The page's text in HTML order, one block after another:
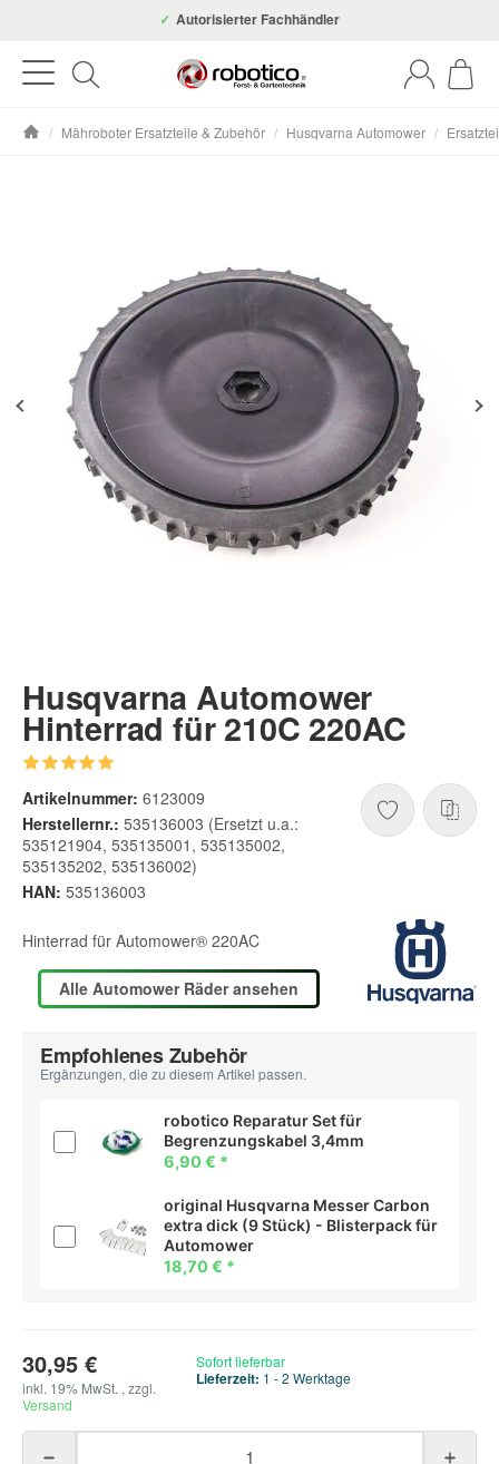
Autorisierter Fachhändler
/ Mähroboter Ersatzteile & Zubehör / Husqvarna Automower /
Husqvarna Automower
Hinterrad für 210C 220AC
Artikelnummer: 6123009
Herstellernr.: 535136003 (Ersetzt u.a.:
535121904, 535135001, 535135002,
535135202, 535136002)
HAN: 535136003
Hinterrad für Automower® 220AC
Alle Automower Räder ansehen
Empfohlenes Zubehör
Ergänzungen, die zu diesem Artikel passen.
robotico Reparatur Set für
Begrenzungskabel 3,4mm
6,90 € *
original Husqvarna Messer Carbon
extra dick (9 Stück) - Blisterpack für
Automower
18,70 € *
30,95 €
inkl. 19% MwSt. , zzgl.
Versand
Sofort lieferbar
Lieferzeit: 1 - 2 Werktage